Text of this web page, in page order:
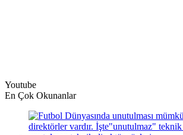
Youtube
En Çok Okunanlar